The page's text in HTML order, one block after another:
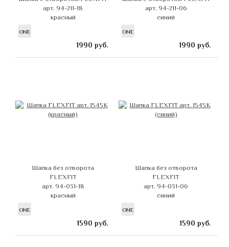
арт. 94-211-18
красный
ONE
1990 руб.
арт. 94-211-06
синий
ONE
1990 руб.
Шапка без отворота
FLEXFIT
арт. 94-031-18
красный
ONE
1590 руб.
Шапка без отворота
FLEXFIT
арт. 94-031-06
синий
ONE
1590 руб.